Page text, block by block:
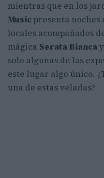
mientras que en los
Musicpresenta noches
locales acompañados
mágica Serata Bianca
solo algunas de las
este lugar algo único.
una de estas veladas?